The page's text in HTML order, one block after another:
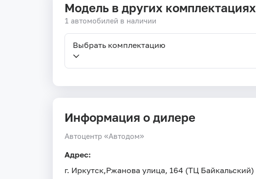
Модель в других комплектациях
1 автомобилей в наличии
Выбрать комплектацию
Информация о дилере
Автоцентр «Автодом»
Адрес:
г. Иркутск,Ржанова улица, 164 (ТЦ Байкальский)